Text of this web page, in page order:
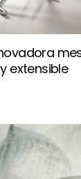
extensible